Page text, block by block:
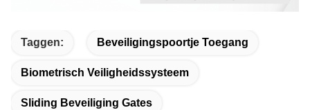
Taggen: Beveiligingspoortje Toegang
Biometrisch Veiligheidssysteem
Sliding Beveiliging Gates